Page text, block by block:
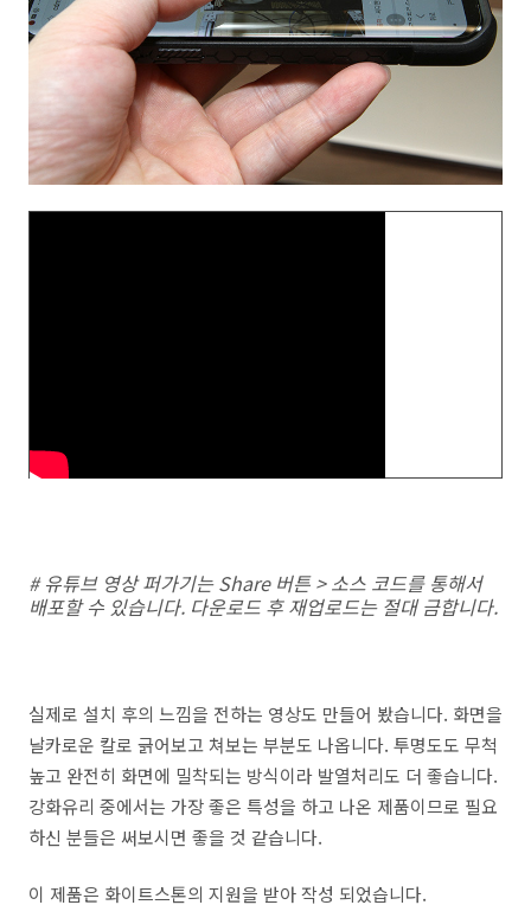
# 유튜브 영상 퍼가기는 Share 버튼 > 소스 코드를 통해서
배포할 수 있습니다. 다운로드 후 재업로드는 절대 금합니다.
실제로 설치 후의 느낌을 전하는 영상도 만들어 봤습니다. 화면을
날카로운 칼로 긁어보고 쳐보는 부분도 나옵니다. 투명도도 무척
높고 완전히 화면에 밀착되는 방식이라 발열처리도 더 좋습니다.
강화유리 중에서는 가장 좋은 특성을 하고 나온 제품이므로 필요
하신 분들은 써보시면 좋을 것 같습니다.
이 제품은 화이트스톤의 지원을 받아 작성 되었습니다.